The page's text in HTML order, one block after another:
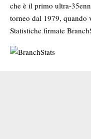
che è il primo ultra-
torneo dal 1979, quando
Statistiche firmate